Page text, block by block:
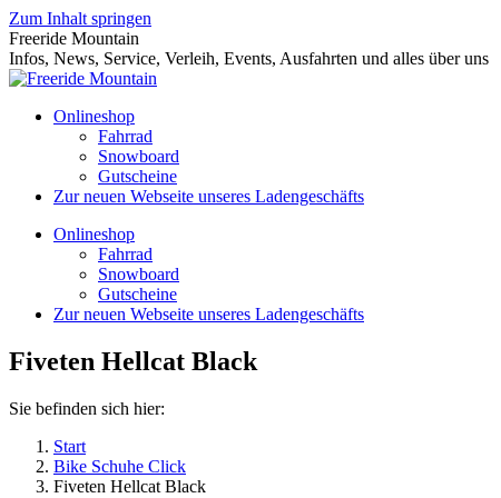
Zum Inhalt springen
Freeride Mountain
Infos, News, Service, Verleih, Events, Ausfahrten und alles über uns
Onlineshop
Fahrrad
Snowboard
Gutscheine
Zur neuen Webseite unseres Ladengeschäfts
Onlineshop
Fahrrad
Snowboard
Gutscheine
Zur neuen Webseite unseres Ladengeschäfts
Fiveten Hellcat Black
Sie befinden sich hier:
Start
Bike Schuhe Click
Fiveten Hellcat Black